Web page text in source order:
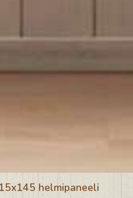
15x145 helmipaneeli